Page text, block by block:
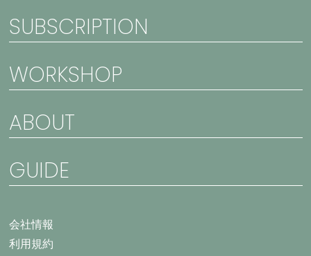
SUBSCRIPTION
WORKSHOP
ABOUT
GUIDE
会社情報
利用規約